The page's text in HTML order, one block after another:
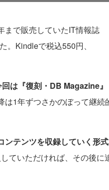
で販売していたIT情報誌
。Kindleで税込550円、
は『復刻・DB Magazine』
は1年ずつさかのぼって継続
ンテンツを収録していく形式
ていただければ、その後に